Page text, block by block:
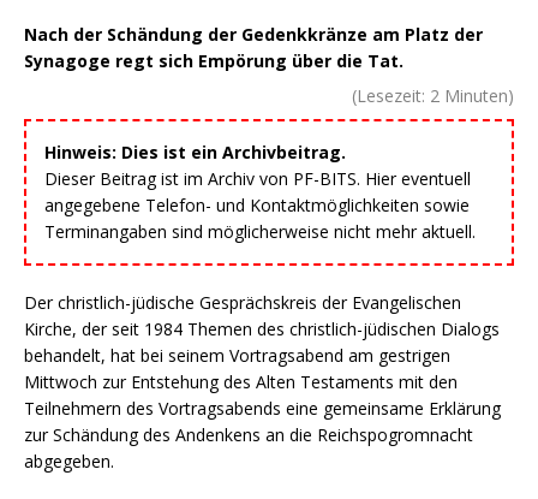
Nach der Schändung der Gedenkkränze am Platz der
Synagoge regt sich Empörung über die Tat.
(Lesezeit: 2 Minuten)
Hinweis: Dies ist ein Archivbeitrag.
Dieser Beitrag ist im Archiv von PF-BITS. Hier eventuell
angegebene Telefon- und Kontaktmöglichkeiten sowie
Terminangaben sind möglicherweise nicht mehr aktuell.
Der christlich-jüdische Gesprächskreis der Evangelischen
Kirche, der seit 1984 Themen des christlich-jüdischen Dialogs
behandelt, hat bei seinem Vortragsabend am gestrigen
Mittwoch zur Entstehung des Alten Testaments mit den
Teilnehmern des Vortragsabends eine gemeinsame Erklärung
zur Schändung des Andenkens an die Reichspogromnacht
abgegeben.